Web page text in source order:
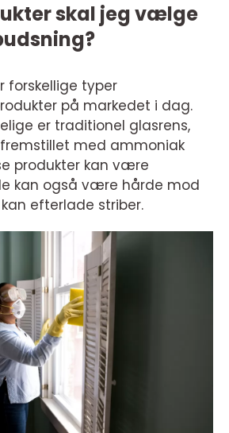
skal jeg vælge
forskellige typer
på markedet i dag.
er traditionel glasrens,
med ammoniak
produkter kan være
kan også være hårde mod
efterlade striber.